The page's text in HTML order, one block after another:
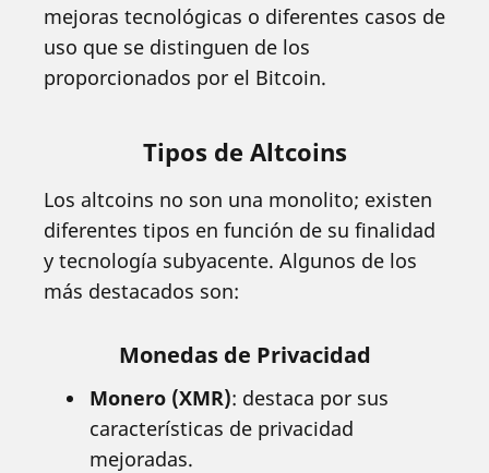
mejoras tecnológicas o diferentes casos de
uso que se distinguen de los
proporcionados por el Bitcoin.
Tipos de Altcoins
Los altcoins no son una monolito; existen
diferentes tipos en función de su finalidad
y tecnología subyacente. Algunos de los
más destacados son:
Monedas de Privacidad
Monero (XMR): destaca por sus
características de privacidad
mejoradas.